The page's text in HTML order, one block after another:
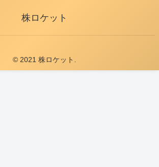
株ロケット
© 2021 株ロケット.